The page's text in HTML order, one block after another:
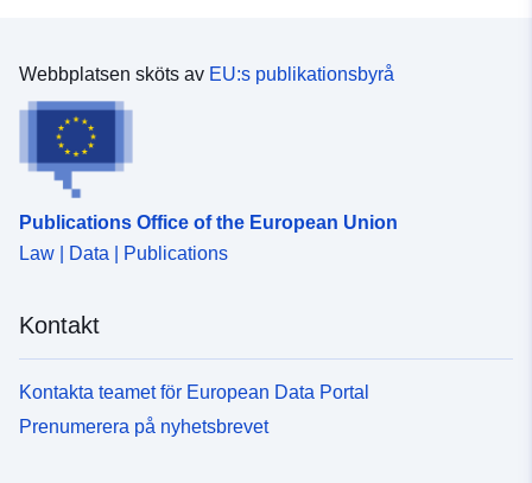
Identifierare:
https://registry.gdi-
uriRef:
3a5e-4028-9883-a1998b279753
Webbplatsen sköts av EU:s publikationsbyrå
Publications Office of the European Union
Law | Data | Publications
Kontakt
Kontakta teamet för European Data Portal
Prenumerera på nyhetsbrevet